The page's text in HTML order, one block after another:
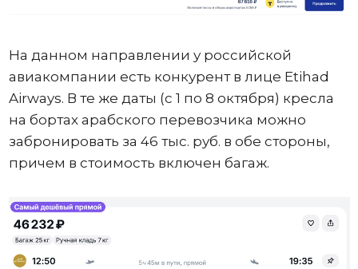
На данном направлении у российской
авиакомпании есть конкурент в лице Etihad
Airways. В те же даты (с 1 по 8 октября) кресла
на бортах арабского перевозчика можно
забронировать за 46 тыс. руб. в обе стороны,
причем в стоимость включен багаж.